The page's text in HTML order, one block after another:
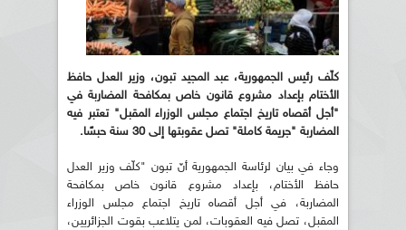
كلّف رئيس الجمهورية، عبد المجيد تبون، وزير العدل حافظ
الأختام بإعداد مشروع قانون خاص بمكافحة المضاربة في
"أجل أقصاه تاريخ اجتماع مجلس الوزراء المقبل" تعتبر فيه
المضاربة "جريمة كاملة" تصل عقوبتها إلى 30 سنة حبسًا.
وجاء في بيان لرئاسة الجمهورية أنّ تبون "كلّف وزير العدل
حافظ الأختام، بإعداد مشروع قانون خاص بمكافحة
المضاربة، في أجل أقصاه تاريخ اجتماع مجلس الوزراء
المقبل، تصل فيه العقوبات، لمن يتلاعب بقوت الجزائريين،